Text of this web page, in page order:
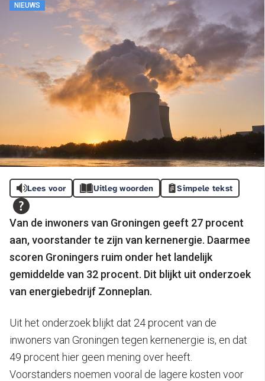
NIEUWS
Lees voor Uitleg woorden Simpele tekst
Van de inwoners van Groningen geeft 27 procent
aan, voorstander te zijn van kernenergie. Daarmee
scoren Groningers ruim onder het landelijk
gemiddelde van 32 procent. Dit blijkt uit onderzoek
van energiebedrijf Zonneplan.
Uit het onderzoek blijkt dat 24 procent van de
inwoners van Groningen tegen kernenergie is, en dat
49 procent hier geen mening over heeft.
Voorstanders noemen vooral de lagere kosten voor